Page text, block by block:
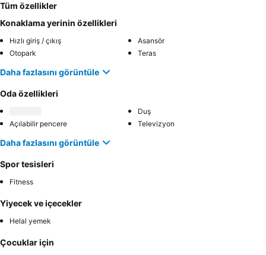
Tüm özellikler
Konaklama yerinin özellikleri
Hızlı giriş / çıkış
Asansör
Otopark
Teras
Daha fazlasını görüntüle
Oda özellikleri
Duş
Açılabilir pencere
Televizyon
Daha fazlasını görüntüle
Spor tesisleri
Fitness
Yiyecek ve içecekler
Helal yemek
Çocuklar için